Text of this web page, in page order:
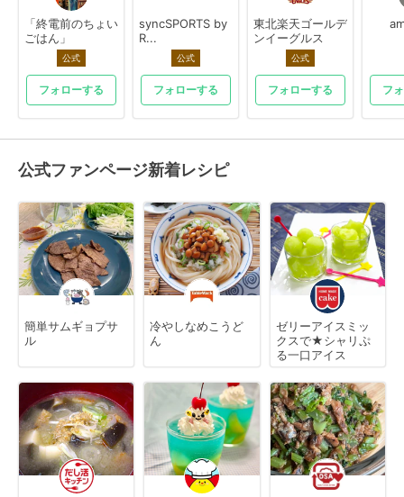
「終電前のちょい
ごはん」
公式
フォローする
syncSPORTS by
R...
公式
フォローする
東北楽天ゴールデ
ンイーグルス
公式
フォローする フ
公式ファンページ新着レシピ
簡単サムギョプサ
ル
冷やしなめこうど
ん
ゼリーアイスミッ
クスで★シャリぷ
る一口アイス